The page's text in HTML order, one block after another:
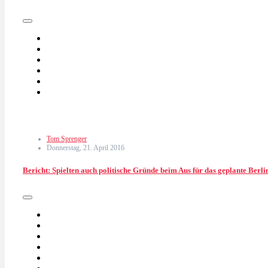
Tom Sprenger
Donnerstag, 21. April 2016
Bericht: Spielten auch politische Gründe beim Aus für das geplante